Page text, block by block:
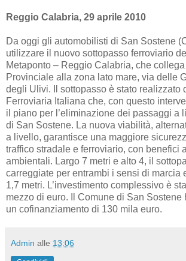
Reggio Calabria, 29 aprile 2010
Da oggi gli automobilisti di San Sostene
utilizzare il nuovo sottopasso ferroviario
Metaponto – Reggio Calabria, che
Provinciale alla zona lato mare, via delle
degli Ulivi. Il sottopasso è stato realizzato
Ferroviaria Italiana che, con questo
il piano per l’eliminazione dei passaggi a
di San Sostene. La nuova viabilità,
a livello, garantisce una maggiore
traffico stradale e ferroviario, con benefici
ambientali. Largo 7 metri e alto 4, il
carreggiate per entrambi i sensi di marcia
1,7 metri. L’investimento complessivo è
mezzo di euro. Il Comune di San Sostene
un cofinanziamento di 130 mila euro.
Admin alle 13:06